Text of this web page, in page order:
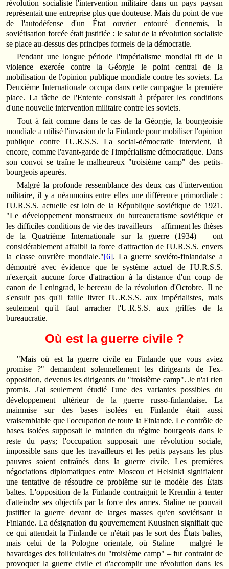
révolution socialiste l'intervention militaire dans un pays paysan
représentait une entreprise plus que douteuse. Mais du point de vue
de l'autodéfense d'un État ouvrier entouré d'ennemis, la
soviétisation forcée était justifiée : le salut de la révolution socialiste
se place au-dessus des principes formels de la démocratie.
Pendant une longue période l'impérialisme mondial fit de la
violence exercée contre la Géorgie le point central de la
mobilisation de l'opinion publique mondiale contre les soviets. La
Deuxième Internationale occupa dans cette campagne la première
place. La tâche de l'Entente consistait à préparer les conditions
d'une nouvelle intervention militaire contre les soviets.
Tout à fait comme dans le cas de la Géorgie, la bourgeoisie
mondiale a utilisé l'invasion de la Finlande pour mobiliser l'opinion
publique contre l'U.R.S.S. La social-démocratie intervient, là
encore, comme l'avant-garde de l'impérialisme démocratique. Dans
son convoi se traîne le malheureux "troisième camp" des petits-
bourgeois apeurés.
Malgré la profonde ressemblance des deux cas d'intervention
militaire, il y a néanmoins entre elles une différence primordiale :
l'U.R.S.S. actuelle est loin de la République soviétique de 1921.
"Le développement monstrueux du bureaucratisme soviétique et
les difficiles conditions de vie des travailleurs – affirment les thèses
de la Quatrième Internationale sur la guerre (1934) – ont
considérablement affaibli la force d'attraction de l'U.R.S.S. envers
la classe ouvrière mondiale."[6]. La guerre soviéto-finlandaise a
démontré avec évidence que le système actuel de l'U.R.S.S.
n'exerçait aucune force d'attraction à la distance d'un coup de
canon de Leningrad, le berceau de la révolution d'Octobre. Il ne
s'ensuit pas qu'il faille livrer l'U.R.S.S. aux impérialistes, mais
seulement qu'il faut arracher l'U.R.S.S. aux griffes de la
bureaucratie.
Où est la guerre civile ?
"Mais où est la guerre civile en Finlande que vous aviez
promise ?" demandent solennellement les dirigeants de l'ex-
opposition, devenus les dirigeants du "troisième camp". Je n'ai rien
promis. J'ai seulement étudié l'une des variantes possibles du
développement ultérieur de la guerre russo-finlandaise. La
mainmise sur des bases isolées en Finlande était aussi
vraisemblable que l'occupation de toute la Finlande. Le contrôle de
bases isolées supposait le maintien du régime bourgeois dans le
reste du pays; l'occupation supposait une révolution sociale,
impossible sans que les travailleurs et les petits paysans les plus
pauvres soient entraînés dans la guerre civile. Les premières
négociations diplomatiques entre Moscou et Helsinki signifiaient
une tentative de résoudre ce problème sur le modèle des États
baltes. L'opposition de la Finlande contraignit le Kremlin à tenter
d'atteindre ses objectifs par la force des armes. Staline ne pouvait
justifier la guerre devant de larges masses qu'en soviétisant la
Finlande. La désignation du gouvernement Kuusinen signifiait que
ce qui attendait la Finlande ce n'était pas le sort des États baltes,
mais celui de la Pologne orientale, où Staline – malgré le
bavardages des folliculaires du "troisième camp" – fut contraint de
provoquer la guerre civile et d'accomplir une révolution dans les